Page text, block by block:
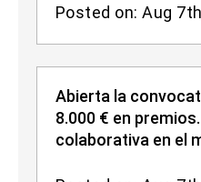
Posted on: Aug
Abierta la
8.000 € en
colaborativa en el